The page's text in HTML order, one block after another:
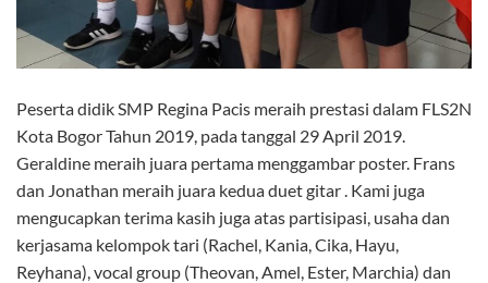
Peserta didik SMP Regina Pacis meraih prestasi dalam FLS2N
Kota Bogor Tahun 2019, pada tanggal 29 April 2019.
Geraldine meraih juara pertama menggambar poster. Frans
dan Jonathan meraih juara kedua duet gitar . Kami juga
mengucapkan terima kasih juga atas partisipasi, usaha dan
kerjasama kelompok tari (Rachel, Kania, Cika, Hayu,
Reyhana), vocal group (Theovan, Amel, Ester, Marchia) dan